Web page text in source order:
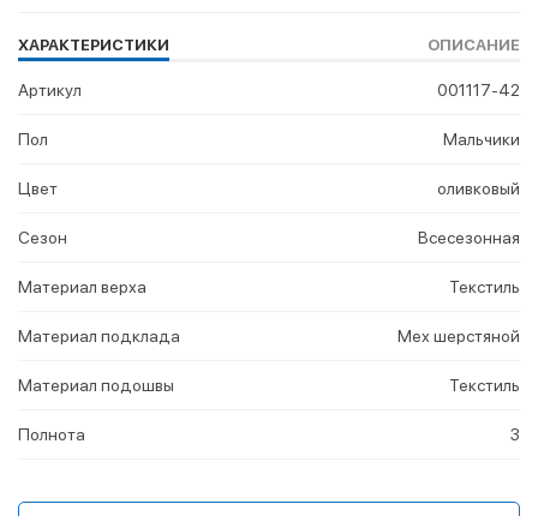
ХАРАКТЕРИСТИКИ ОПИСАНИЕ
Артикул 001117-42
Пол Мальчики
Цвет оливковый
Сезон Всесезонная
Материал верха Текстиль
Материал подклада Мех шерстяной
Материал подошвы Текстиль
Полнота 3